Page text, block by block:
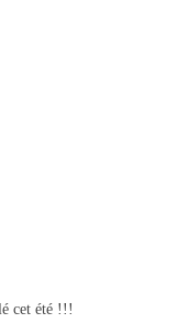
cet été !!!